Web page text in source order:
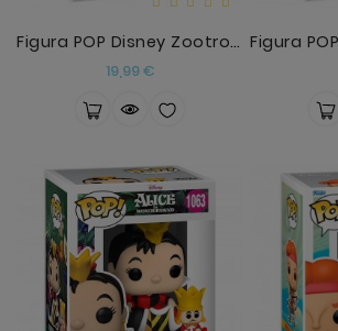
Figura POP Disney Zootropolis 2 Gary De'Snake
19,99 €Precio